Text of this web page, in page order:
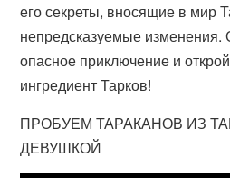
его секреты, вносящие в мир
непредсказуемые изменения.
опасное приключение и
ингредиент Тарков!
ПРОБУЕМ ТАРАКАНОВ ИЗ
ДЕВУШКОЙ